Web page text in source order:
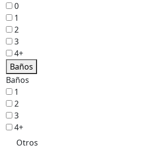
0
1
2
3
4+
Baños
Baños
1
2
3
4+
Otros